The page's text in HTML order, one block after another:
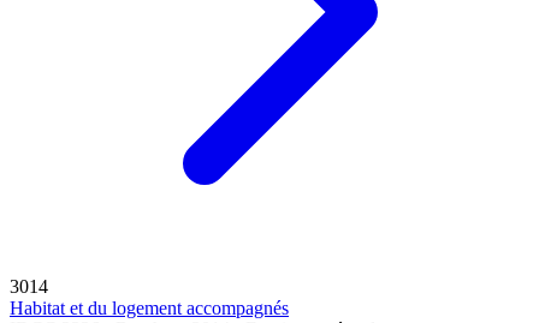
3014
Habitat et du logement accompagnés